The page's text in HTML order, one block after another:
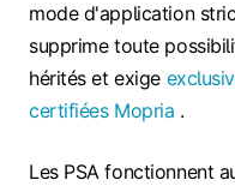
mode d'application
supprime toute
hérités et exige
certifiées Mopria .
Les PSA fonctionnent